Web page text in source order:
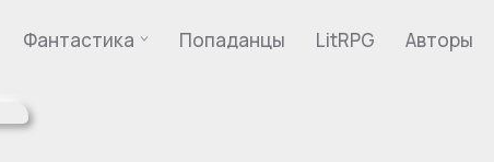
Фантастика Попаданцы LitRPG Авторы